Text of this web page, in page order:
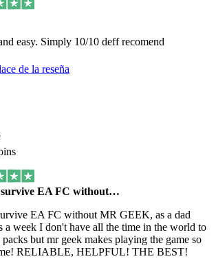
easy. Simply 10/10 deff recomend
de la reseña
EA FC without…
EA FC without MR GEEK, as a dad
a week I don't have all the time in the world to
but mr geek makes playing the game so
RELIABLE, HELPFUL! THE BEST!